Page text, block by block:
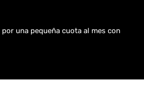
una pequeña cuota al mes con